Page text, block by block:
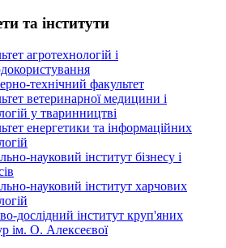
та інститути
агротехнологій і
технічний факультет
ветеринарної медицини і
у тваринництві
енергетики та інформаційних
науковий інститут бізнесу і
науковий інститут харчових
дослідний інститут круп'яних
ім. О. Алексеєвої